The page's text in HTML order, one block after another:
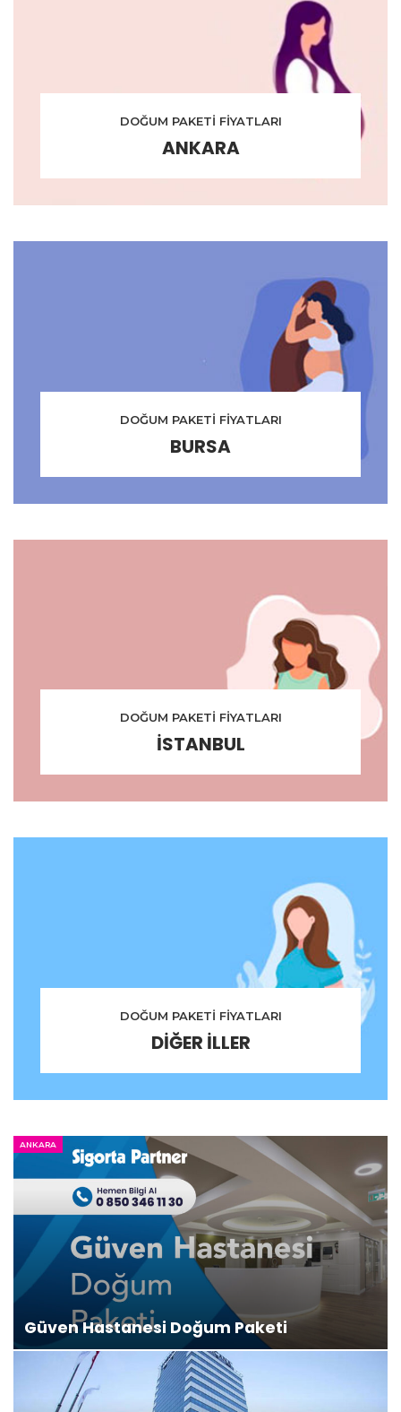
DOĞUM PAKETİ FİYATLARI
ANKARA
DOĞUM PAKETİ FİYATLARI
BURSA
DOĞUM PAKETİ FİYATLARI
İSTANBUL
DOĞUM PAKETİ FİYATLARI
DİĞER İLLER
ANKARA
Güven Hastanesi Doğum Paketi